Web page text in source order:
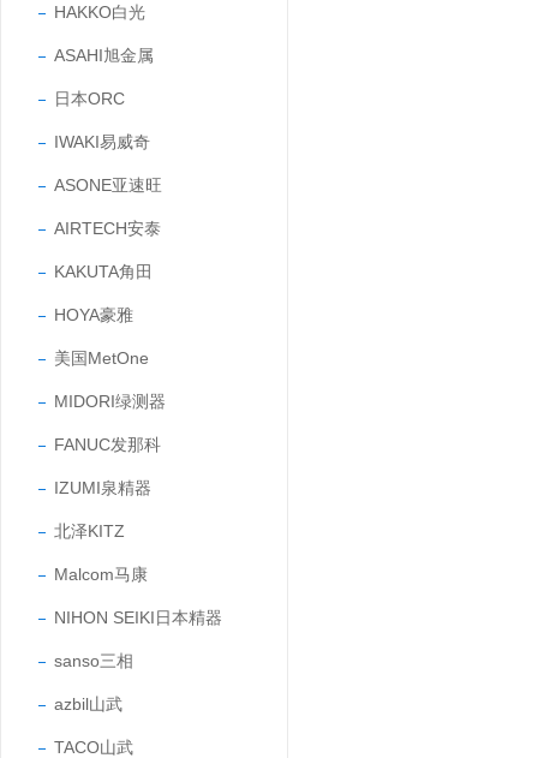
HAKKO白光
ASAHI旭金属
日本ORC
IWAKI易威奇
ASONE亚速旺
AIRTECH安泰
KAKUTA角田
HOYA豪雅
美国MetOne
MIDORI绿测器
FANUC发那科
IZUMI泉精器
北泽KITZ
Malcom马康
NIHON SEIKI日本精器
sanso三相
azbil山武
TACO山武